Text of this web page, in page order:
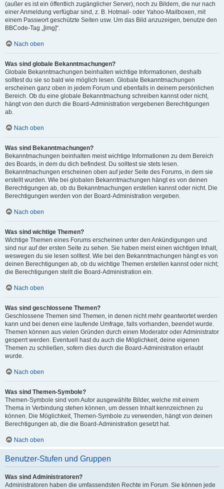
(außer es ist ein öffentlich zugänglicher Server), noch zu Bildern, die nur nach
einer Anmeldung verfügbar sind, z. B. Hotmail- oder Yahoo-Mailboxen, mit
einem Passwort geschützte Seiten usw. Um das Bild anzuzeigen, benutze den
BBCode-Tag „[img]“.
Nach oben
Was sind globale Bekanntmachungen?
Globale Bekanntmachungen beinhalten wichtige Informationen, deshalb
solltest du sie so bald wie möglich lesen. Globale Bekanntmachungen
erscheinen ganz oben in jedem Forum und ebenfalls in deinem persönlichen
Bereich. Ob du eine globale Bekanntmachung schreiben kannst oder nicht,
hängt von den durch die Board-Administration vergebenen Berechtigungen
ab.
Nach oben
Was sind Bekanntmachungen?
Bekanntmachungen beinhalten meist wichtige Informationen zu dem Bereich
des Boards, in dem du dich befindest. Du solltest sie stets lesen.
Bekanntmachungen erscheinen oben auf jeder Seite des Forums, in dem sie
erstellt wurden. Wie bei globalen Bekanntmachungen hängt es von deinen
Berechtigungen ab, ob du Bekanntmachungen erstellen kannst oder nicht. Die
Berechtigungen werden von der Board-Administration vergeben.
Nach oben
Was sind wichtige Themen?
Wichtige Themen eines Forums erscheinen unter den Ankündigungen und
sind nur auf der ersten Seite zu sehen. Sie haben meist einen wichtigen Inhalt,
weswegen du sie lesen solltest. Wie bei den Bekanntmachungen hängt es von
deinen Berechtigungen ab, ob du wichtige Themen erstellen kannst oder nicht;
die Berechtigungen stellt die Board-Administration ein.
Nach oben
Was sind geschlossene Themen?
Geschlossene Themen sind Themen, in denen nicht mehr geantwortet werden
kann und bei denen eine laufende Umfrage, falls vorhanden, beendet wurde.
Themen können aus vielen Gründen durch einen Moderator oder Administrator
gesperrt werden. Eventuell hast du auch die Möglichkeit, deine eigenen
Themen zu schließen, sofern dies durch die Board-Administration erlaubt
wurde.
Nach oben
Was sind Themen-Symbole?
Themen-Symbole sind vom Autor ausgewählte Bilder, welche mit einem
Thema in Verbindung stehen können, um dessen Inhalt kennzeichnen zu
können. Die Möglichkeit, Themen-Symbole zu verwenden, hängt von deinen
Berechtigungen ab, die die Board-Administration gesetzt hat.
Nach oben
Benutzer-Stufen und Gruppen
Was sind Administratoren?
Administratoren haben die umfassendsten Rechte im Forum. Sie können jede